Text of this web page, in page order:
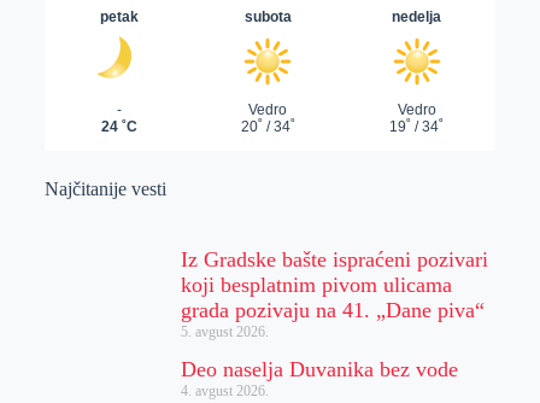
Najčitanije vesti
Iz Gradske bašte ispraćeni pozivari
koji besplatnim pivom ulicama
grada pozivaju na 41. „Dane piva“
5. avgust 2026.
Deo naselja Duvanika bez vode
4. avgust 2026.